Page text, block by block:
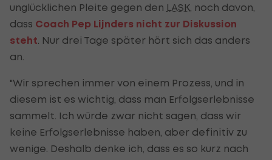
unglücklichen Pleite gegen den LASK , noch davon,
dass Coach Pep Lijnders nicht zur Diskussion
steht . Nur drei Tage später hört sich das anders
an.
"Wir sprechen immer von einem Prozess, und in
diesem ist es wichtig, dass man Erfolgserlebnisse
sammelt. Ich würde zwar nicht sagen, dass wir
keine Erfolgserlebnisse haben, aber definitiv zu
wenige. Deshalb denke ich, dass es so kurz nach